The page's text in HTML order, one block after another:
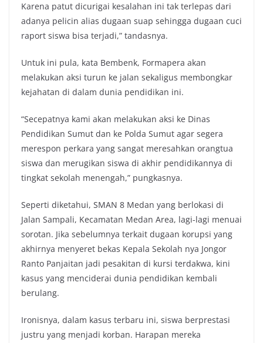
Karena patut dicurigai kesalahan ini tak terlepas dari
adanya pelicin alias dugaan suap sehingga dugaan cuci
raport siswa bisa terjadi,” tandasnya.
Untuk ini pula, kata Bembenk, Formapera akan
melakukan aksi turun ke jalan sekaligus membongkar
kejahatan di dalam dunia pendidikan ini.
“Secepatnya kami akan melakukan aksi ke Dinas
Pendidikan Sumut dan ke Polda Sumut agar segera
merespon perkara yang sangat meresahkan orangtua
siswa dan merugikan siswa di akhir pendidikannya di
tingkat sekolah menengah,” pungkasnya.
Seperti diketahui, SMAN 8 Medan yang berlokasi di
Jalan Sampali, Kecamatan Medan Area, lagi-lagi menuai
sorotan. Jika sebelumnya terkait dugaan korupsi yang
akhirnya menyeret bekas Kepala Sekolah nya Jongor
Ranto Panjaitan jadi pesakitan di kursi terdakwa, kini
kasus yang menciderai dunia pendidikan kembali
berulang.
Ironisnya, dalam kasus terbaru ini, siswa berprestasi
justru yang menjadi korban. Harapan mereka